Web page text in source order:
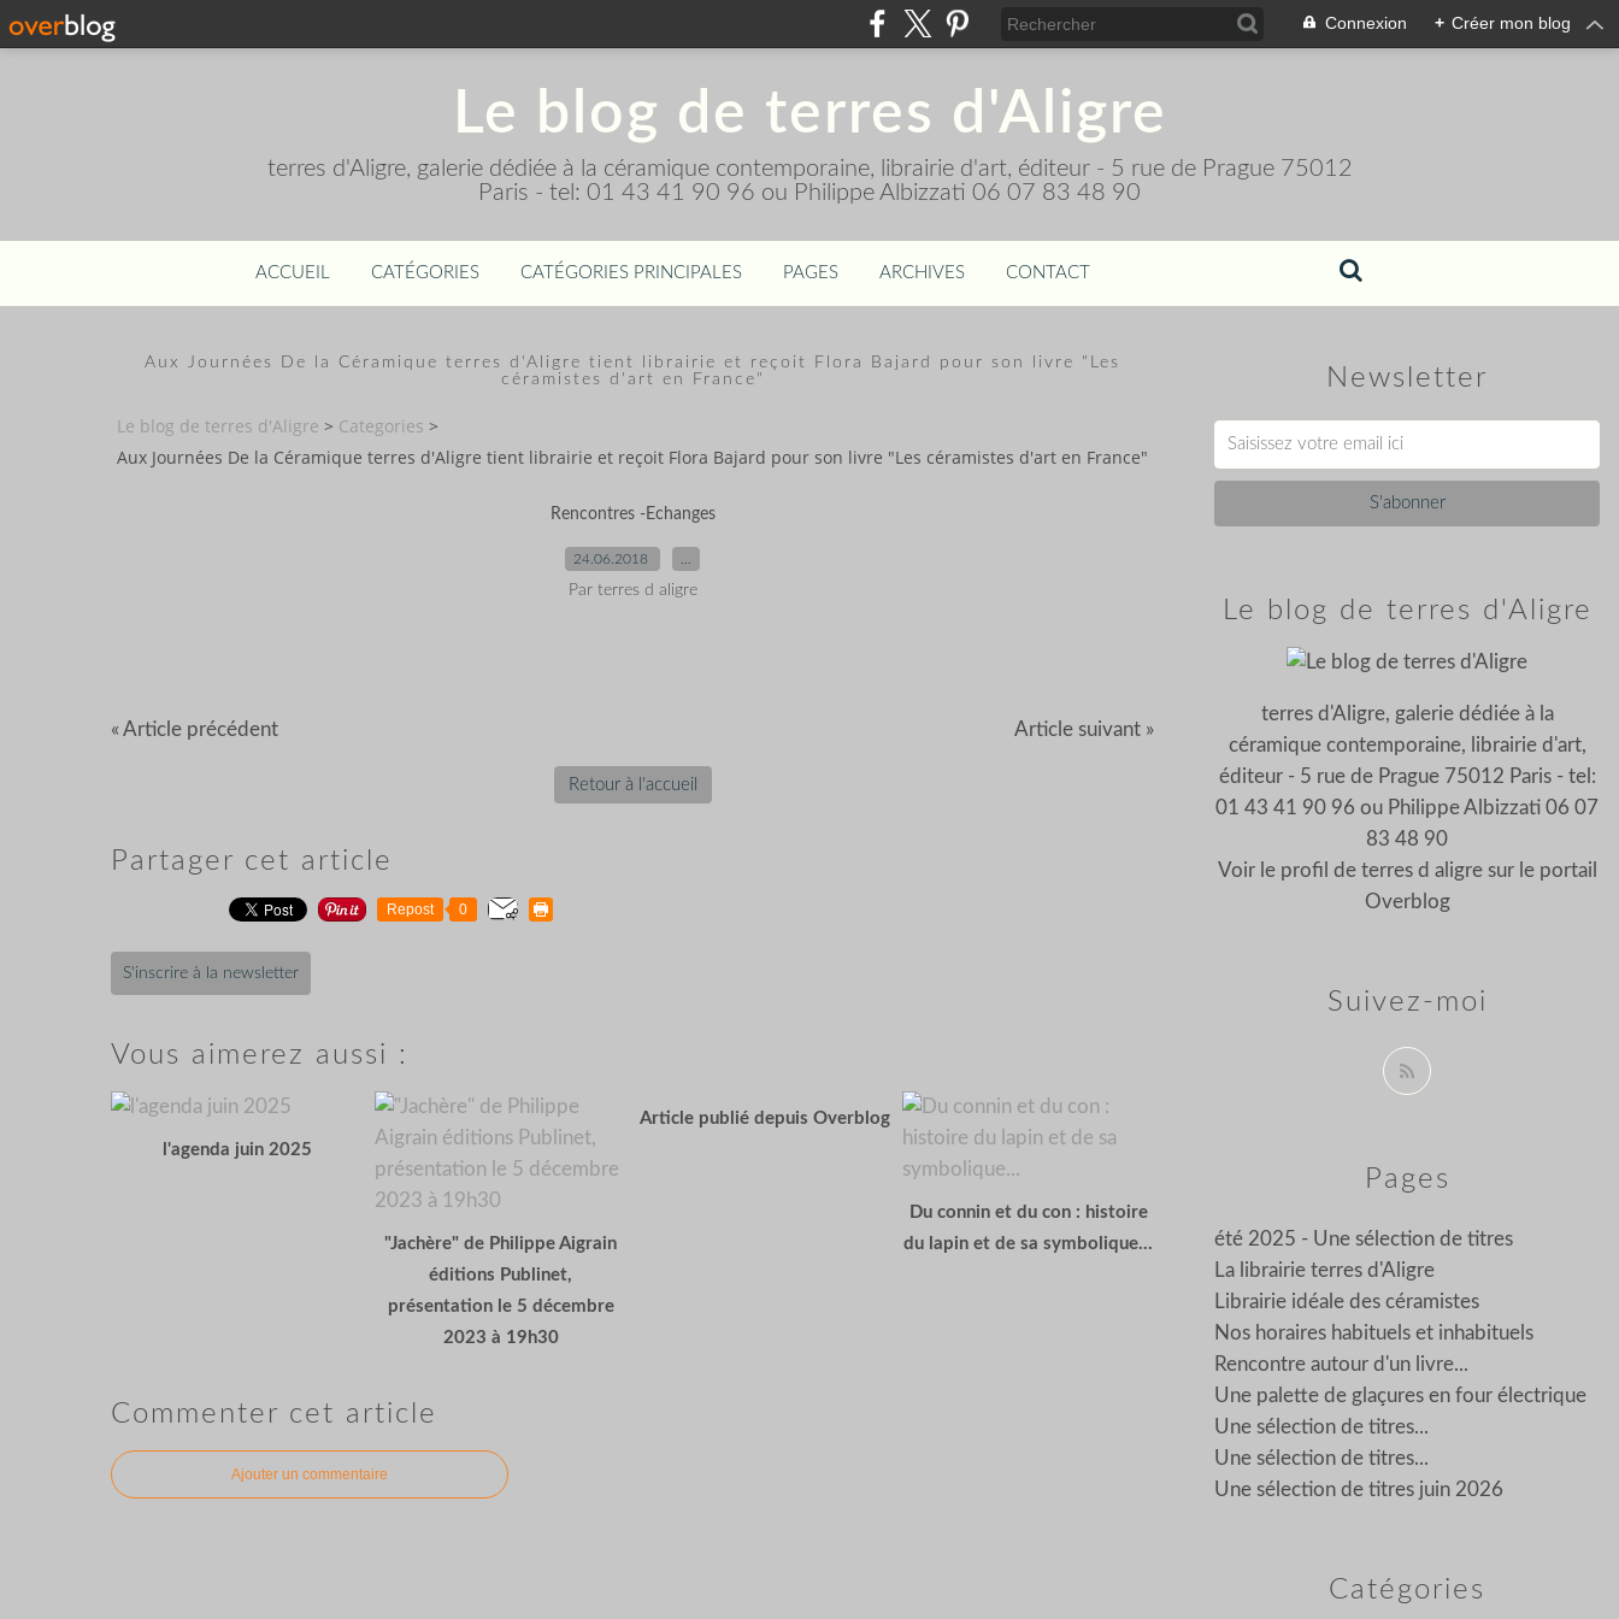
Connexion + Créer mon blog
Le blog de terres d'Aligre
terres d'Aligre, galerie dédiée à la céramique contemporaine, librairie d'art, éditeur - 5 rue de Prague 75012
Paris - tel: 01 43 41 90 96 ou Philippe Albizzati 06 07 83 48 90
ACCUEIL CATÉGORIES CATÉGORIES PRINCIPALES PAGES ARCHIVES CONTACT
Aux Journées De la Céramique terres d'Aligre tient librairie et reçoit Flora Bajard pour son livre "Les
céramistes d'art en France"
Le blog de terres d'Aligre > Categories >
Aux Journées De la Céramique terres d'Aligre tient librairie et reçoit Flora Bajard pour son livre "Les céramistes d'art en France"
Rencontres -Echanges
24.06.2018
Par terres d aligre
« Article précédent Article suivant »
Retour à l'accueil
Partager cet article
Repost 0
S'inscrire à la newsletter
Vous aimerez aussi :
l'agenda juin 2025
"Jachère" de Philippe Aigrain
éditions Publinet,
présentation le 5 décembre
2023 à 19h30
Article publié depuis Overblog
Du connin et du con : histoire
du lapin et de sa symbolique...
Commenter cet article
Ajouter un commentaire
Newsletter
Catégories
Pages
été 2025 - Une sélection de titres
La librairie terres d'Aligre
Librairie idéale des céramistes
Nos horaires habituels et inhabituels
Rencontre autour d'un livre...
Une palette de glaçures en four électrique
Une sélection de titres...
Une sélection de titres...
Une sélection de titres juin 2026
Le blog de terres d'Aligre
terres d'Aligre, galerie dédiée à la
céramique contemporaine, librairie d'art,
éditeur - 5 rue de Prague 75012 Paris - tel:
01 43 41 90 96 ou Philippe Albizzati 06 07
83 48 90
Voir le profil de terres d aligresur le portail
Overblog
Suivez-moi